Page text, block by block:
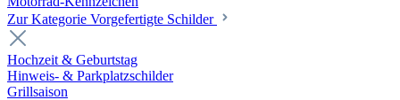
Zur Kategorie Vorgefertigte Schilder
Hochzeit & Geburtstag
Hinweis- & Parkplatzschilder
Grillsaison